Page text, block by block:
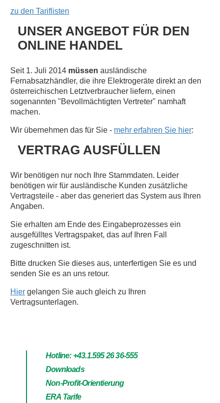
zu den Tariflisten
UNSER ANGEBOT FÜR DEN
ONLINE HANDEL
Seit 1. Juli 2014 müssen ausländische
Fernabsatzhändler, die ihre Elektrogeräte direkt an den
österreichischen Letztverbraucher liefern, einen
sogenannten "Bevollmächtigten Vertreter" namhaft
machen.
Wir übernehmen das für Sie - mehr erfahren Sie hier:
VERTRAG AUSFÜLLEN
Wir benötigen nur noch Ihre Stammdaten. Leider
benötigen wir für ausländische Kunden zusätzliche
Vertragsteile - aber das generiert das System aus Ihren
Angaben.
Sie erhalten am Ende des Eingabeprozesses ein
ausgefülltes Vertragspaket, das auf Ihren Fall
zugeschnitten ist.
Bitte drucken Sie dieses aus, unterfertigen Sie es und
senden Sie es an uns retour.
Hier gelangen Sie auch gleich zu Ihren
Vertragsunterlagen.
Hotline: +43.1.595 26 36-555
Downloads
Non-Profit-Orientierung
ERA Tarife